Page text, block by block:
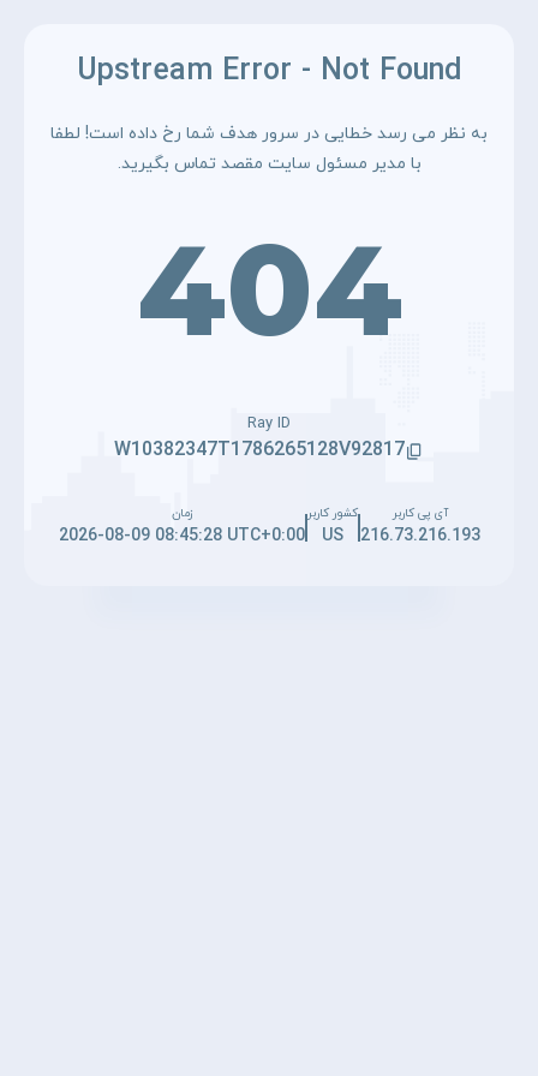
Upstream Error - Not Found
به نظر می رسد خطایی در سرور هدف شما رخ داده است! لطفا
با مدیر مسئول سایت مقصد تماس بگیرید.
404
Ray ID
W10382347T1786265128V92817
آی پی کاربر
216.73.216.193
کشور کاربر
US
زمان
2026-08-09 08:45:28 UTC+0:00